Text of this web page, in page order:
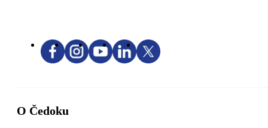
O Čedoku